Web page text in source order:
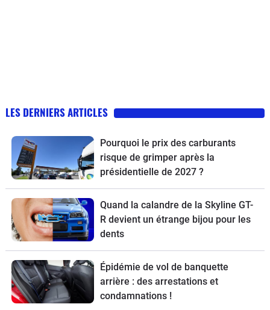
LES DERNIERS ARTICLES
Pourquoi le prix des carburants
risque de grimper après la
présidentielle de 2027 ?
Quand la calandre de la Skyline GT-
R devient un étrange bijou pour les
dents
Épidémie de vol de banquette
arrière : des arrestations et
condamnations !